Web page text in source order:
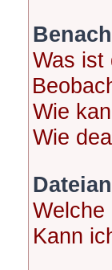
Was ist
Wie
Wie
Welche
Kann